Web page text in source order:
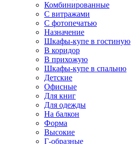
Комбинированные
С витражами
С фотопечатью
Назначение
Шкафы-купе в гостиную
В коридор
В прихожую
Шкафы-купе в спальню
Детские
Офисные
Для книг
Для одежды
На балкон
Форма
Высокие
Г-образные